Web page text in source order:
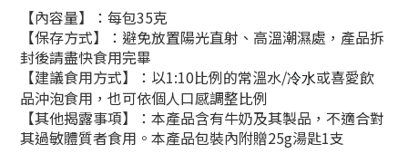
【內容量】：每包35克
【保存方式】：避免放置陽光直射、高溫潮濕處，產品拆
封後請盡快食用完畢
【建議食用方式】：以1:10比例的常溫水/冷水或喜愛飲
品沖泡食用，也可依個人口感調整比例
【其他揭露事項】：本產品含有牛奶及其製品，不適合對
其過敏體質者食用。本產品包裝內附贈25g湯匙1支